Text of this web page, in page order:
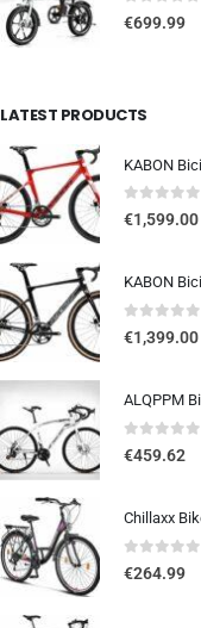
0out of 5
€699.99
LATEST PRODUCTS
0out of 5
€1,599.00
0out of 5
€1,399.00
0out of 5
€459.62
0out of 5
€264.99